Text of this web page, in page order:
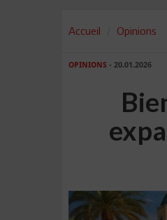
Accueil Opinions
OPINIONS - 20.01.2026